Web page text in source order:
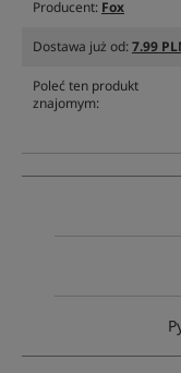
Producent: Fox
Dostawa już od:7.99
Poleć ten produkt
znajomym: